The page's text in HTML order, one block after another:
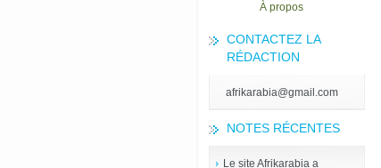
À propos
CONTACTEZ LA
RÉDACTION
afrikarabia@gmail.com
NOTES RÉCENTES
Le site Afrikarabia a